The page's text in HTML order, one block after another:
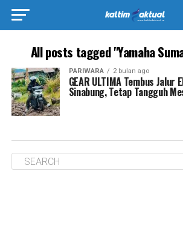
All posts tagged "Yamaha
PARIWARA 2 bulan ago
GEAR ULTIMA Tembus Jalur
Sinabung, Tetap Tangguh